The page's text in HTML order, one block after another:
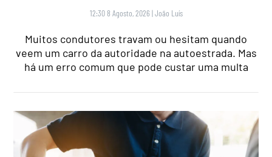
12:30 8 Agosto, 2026 |João Luís
Muitos condutores travam ou hesitam quando
veem um carro da autoridade na autoestrada. Mas
há um erro comum que pode custar uma multa